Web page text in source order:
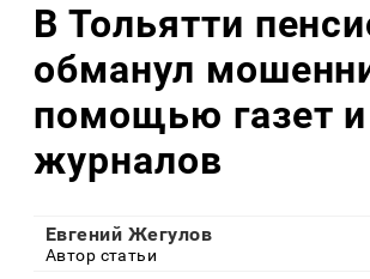
В Тольятти
обманул
помощью газет и
журналов
Евгений Жегулов
Автор статьи